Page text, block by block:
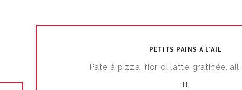
PETITS PAINS À L’AIL
Pâte à pizza, fior di latte gratinée, ail
11